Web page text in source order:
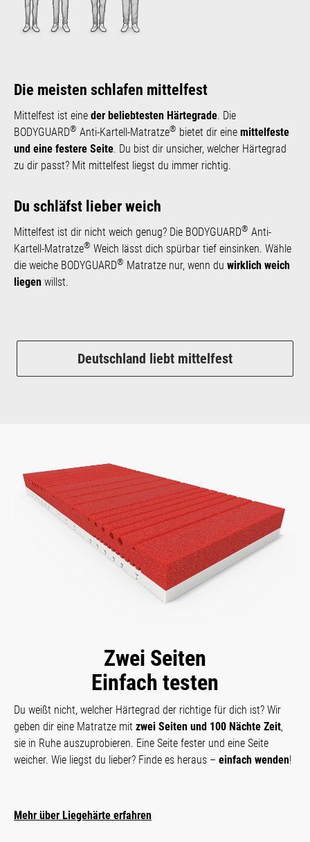
Die meisten schlafen mittelfest
Mittelfest ist eine der beliebtesten Härtegrade. Die
BODYGUARD® Anti-Kartell-Matratze® bietet dir eine mittelfeste
und eine festere Seite. Du bist dir unsicher, welcher Härtegrad
zu dir passt? Mit mittelfest liegst du immer richtig.
Du schläfst lieber weich
Mittelfest ist dir nicht weich genug? Die BODYGUARD® Anti-
Kartell-Matratze® Weich lässt dich spürbar tief einsinken. Wähle
die weiche BODYGUARD® Matratze nur, wenn du wirklich weich
liegen willst.
Deutschland liebt mittelfest
Zwei Seiten
Einfach testen
Du weißt nicht, welcher Härtegrad der richtige für dich ist? Wir
geben dir eine Matratze mit zwei Seiten und 100 Nächte Zeit,
sie in Ruhe auszuprobieren. Eine Seite fester und eine Seite
weicher. Wie liegst du lieber? Finde es heraus – einfach wenden!
Mehr über Liegehärte erfahren